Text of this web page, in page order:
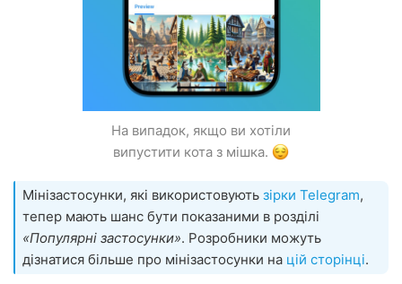
На випадок, якщо ви хотіли
випустити кота з мішка.
Мінізастосунки, які використовують зірки Telegram,
тепер мають шанс бути показаними в розділі
«Популярні застосунки». Розробники можуть
дізнатися більше про мінізастосунки на цій сторінці.